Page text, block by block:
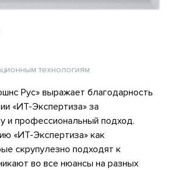
технологиям
Рус» выражает благодарность
«ИТ-Экспертиза» за
и профессиональный подход.
«ИТ-Экспертиза» как
скрупулезно подходят к
во все нюансы на разных